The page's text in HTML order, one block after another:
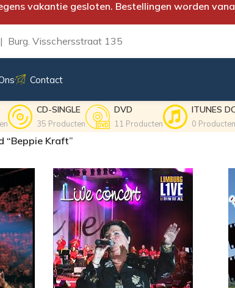
vakantie gesloten. Bestellingen worden
| Burg. Visschersstraat 135
Contact
CD-SINGLE
35 Producten
DVD
11 Producten
ITUNES
0 Producten
“Beppie Kraft”